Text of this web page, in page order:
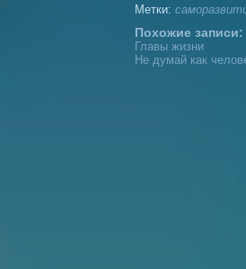
Метки:
Похожие записи:
Главы жизни
Не думай как